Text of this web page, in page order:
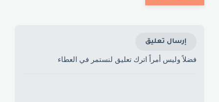
إرسال تعليق
فضلاً وليس أمراً اترك تعليق لنستمر في العطاء